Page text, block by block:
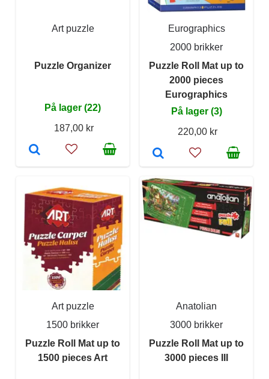
Art puzzle
Puzzle Organizer
På lager (22)
187,00 kr
Eurographics
2000 brikker
Puzzle Roll Mat up to
2000 pieces
Eurographics
På lager (3)
220,00 kr
Art puzzle
1500 brikker
Puzzle Roll Mat up to
1500 pieces Art
Anatolian
3000 brikker
Puzzle Roll Mat up to
3000 pieces III